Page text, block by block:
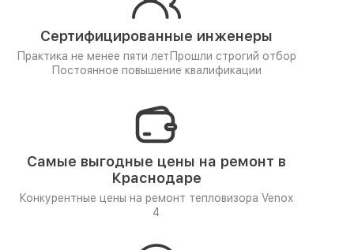
Сертифицированные инженеры
Практика не менее пяти лет Прошли строгий отбор
Постоянное повышение квалификации
Самые выгодные цены на ремонт в
Краснодаре
Конкурентные цены на ремонт тепловизора Venox
4